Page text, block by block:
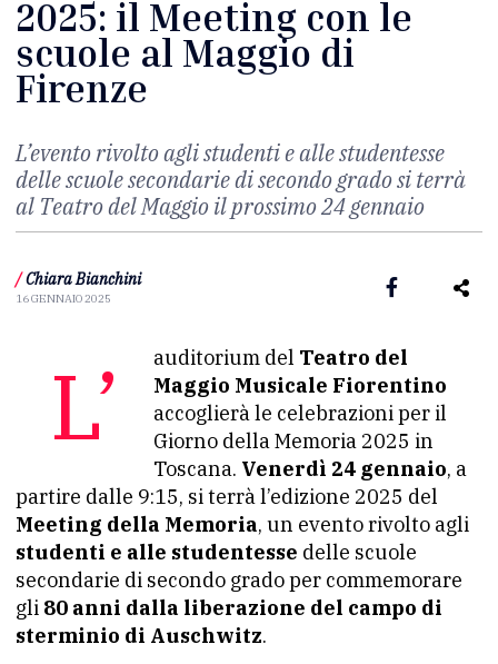
2025: il Meeting con le
scuole al Maggio di
Firenze
L’evento rivolto agli studenti e alle studentesse
delle scuole secondarie di secondo grado si terrà
al Teatro del Maggio il prossimo 24 gennaio
/ Chiara Bianchini
16 GENNAIO 2025
L’auditorium del Teatro del
Maggio Musicale Fiorentino
accoglierà le celebrazioni per il
Giorno della Memoria 2025 in
Toscana. Venerdì 24 gennaio, a
partire dalle 9:15, si terrà l’edizione 2025 del
Meeting della Memoria, un evento rivolto agli
studenti e alle studentesse delle scuole
secondarie di secondo grado per commemorare
gli 80 anni dalla liberazione del campo di
sterminio di Auschwitz.